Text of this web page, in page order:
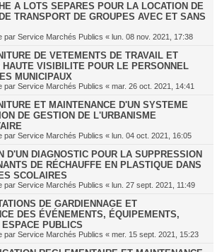
A LOTS SEPARES POUR LA LOCATION DE
TRANSPORT DE GROUPES AVEC ET SANS
par Service Marchés Publics « lun. 08 nov. 2021, 17:38
DE VETEMENTS DE TRAVAIL ET
HAUTE VISIBILITE POUR LE PERSONNEL
MUNICIPAUX
par Service Marchés Publics « mar. 26 oct. 2021, 14:41
ET MAINTENANCE D'UN SYSTEME
DE GESTION DE L'URBANISME
par Service Marchés Publics « lun. 04 oct. 2021, 16:05
D'UN DIAGNOSTIC POUR LA SUPPRESSION
DE RÉCHAUFFE EN PLASTIQUE DANS
SCOLAIRES
par Service Marchés Publics « lun. 27 sept. 2021, 11:49
DE GARDIENNAGE ET
DES ÉVÉNEMENTS, ÉQUIPEMENTS,
PUBLICS
par Service Marchés Publics « mer. 15 sept. 2021, 15:23